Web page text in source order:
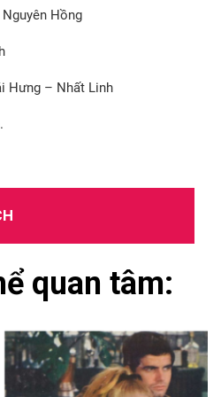
Hồng
Hưng – Nhất Linh
quan tâm: